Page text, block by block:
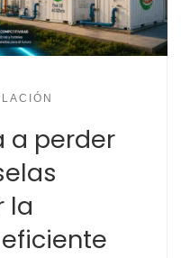
a perder
la